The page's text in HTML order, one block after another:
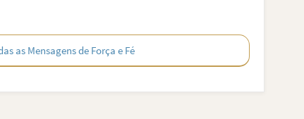
as Mensagens de Força e Fé